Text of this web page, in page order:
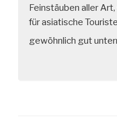
Feinstäuben aller
für asiatische
gewöhnlich gut